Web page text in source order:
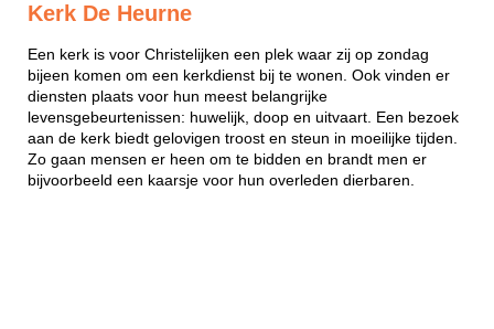
Kerk De Heurne
Een kerk is voor Christelijken een plek waar zij op zondag
bijeen komen om een kerkdienst bij te wonen. Ook vinden er
diensten plaats voor hun meest belangrijke
levensgebeurtenissen: huwelijk, doop en uitvaart. Een bezoek
aan de kerk biedt gelovigen troost en steun in moeilijke tijden.
Zo gaan mensen er heen om te bidden en brandt men er
bijvoorbeeld een kaarsje voor hun overleden dierbaren.